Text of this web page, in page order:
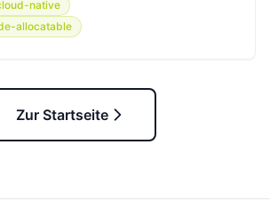
native
allocatable
Zur Startseite